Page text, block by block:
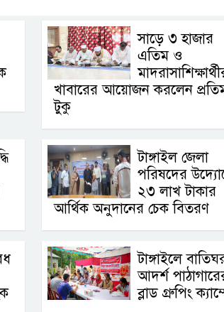
সাড়ে ৩ হাজার
এতিম ও
খাবারের আয়োজন করলেন
টুকু
টাঙ্গাইল জেলা
পরিষদের
২৩ লাখ টাকার
আর্থিক অনুদানের চেক বিতরণ
টাঙ্গাইলে
আদর্শ
ব্লাড গ্রুপিং